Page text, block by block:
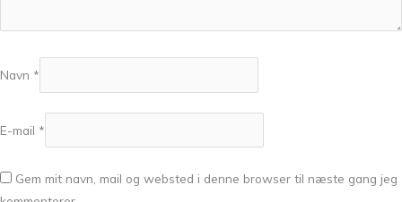
Navn *
E-mail *
Gem mit navn, mail og websted i denne browser til næste gang jeg